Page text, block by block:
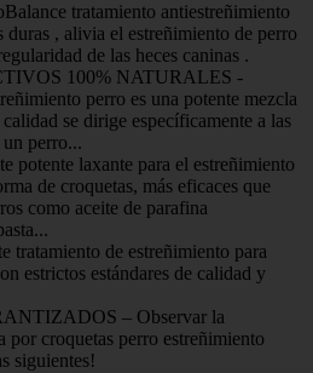
tratamiento antiestreñimiento
duras , alivia el estreñimiento de perro
de las heces caninas .
100% NATURALES -
perro es una potente mezcla
se dirige específicamente a las
un perro...
potente laxante para el estreñimiento
de croquetas, más eficaces que
como aceite de parafina
tratamiento de estreñimiento para
estrictos estándares de calidad y
– Observar la
por croquetas perro estreñimiento
siguientes!